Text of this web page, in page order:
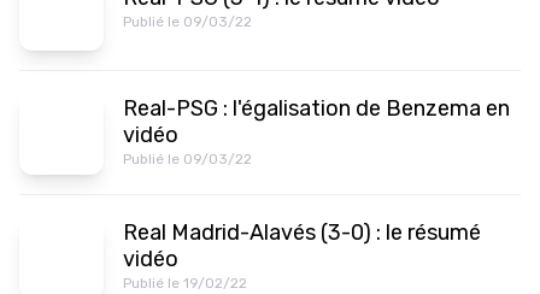
Publié le 09/03/22
Real-PSG : l'égalisation de Benzema en
vidéo
Publié le 09/03/22
Real Madrid-Alavés (3-0) : le résumé
vidéo
Publié le 19/02/22